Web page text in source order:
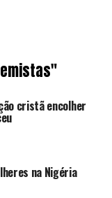
cristã encolher
na Nigéria